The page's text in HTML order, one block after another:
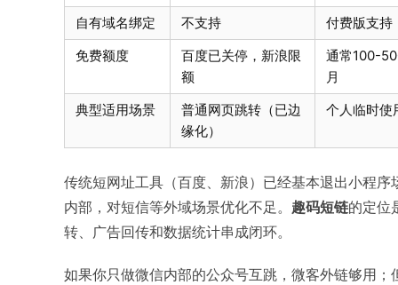
自有域名绑定 不支持
付费版支持
免费额度
百度已关停，新浪限
额
通常100-
月
典型适用场景
普通网页跳转（已边
缘化）
个人临时使
传统短网址工具（百度、新浪）已经基本退出小程序
内部，对短信等外域场景优化不足。 趣码短链的定位
转、广告回传和数据统计串成闭环。
如果你只做微信内部的公众号互跳，微客外链够用；